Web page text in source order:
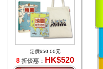
定價650.00元
8 折優惠： HK$520